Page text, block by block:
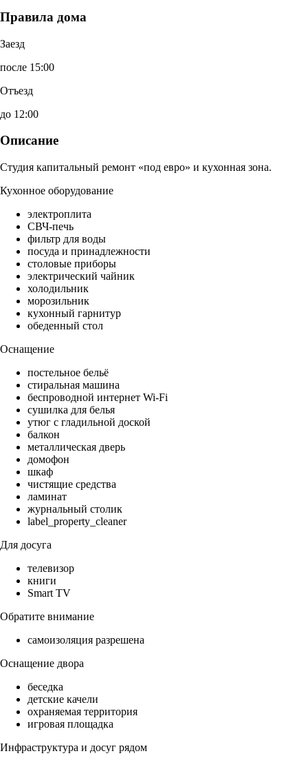
Правила дома
Заезд
после 15:00
Отъезд
до 12:00
Описание
Студия капитальный ремонт «под евро» и кухонная зона.
Кухонное оборудование
электроплита
СВЧ-печь
фильтр для воды
посуда и принадлежности
столовые приборы
электрический чайник
холодильник
морозильник
кухонный гарнитур
обеденный стол
Оснащение
постельное бельё
стиральная машина
беспроводной интернет Wi-Fi
сушилка для белья
утюг с гладильной доской
балкон
металлическая дверь
домофон
шкаф
чистящие средства
ламинат
журнальный столик
label_property_cleaner
Для досуга
телевизор
книги
Smart TV
Обратите внимание
самоизоляция разрешена
Оснащение двора
беседка
детские качели
охраняемая территория
игровая площадка
Инфраструктура и досуг рядом